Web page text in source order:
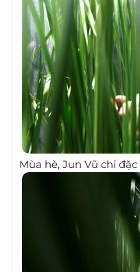
Mùa hè, Jun Vũ chỉ